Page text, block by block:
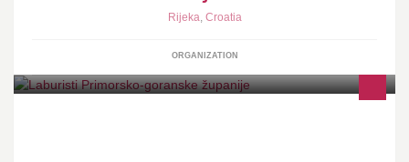
Rijeka, Croatia
ORGANIZATION